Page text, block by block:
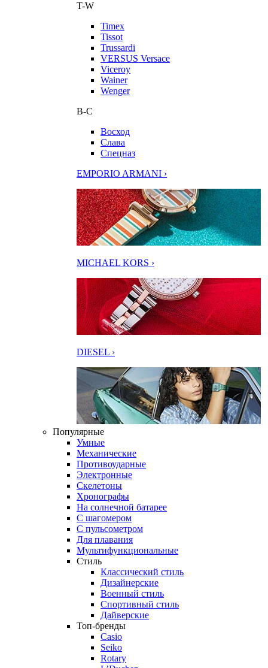
T-W
Timex
Tissot
Trussardi
VERSUS Versace
Viceroy
Wainer
Wenger
В-С
Восход
Слава
Спецназ
EMPORIO ARMANI ›
MICHAEL KORS ›
DIESEL ›
Популярные
Умные
Механические
Противоударные
Электронные
Скелетоны
Хронографы
На солнечной батарее
С шагомером
С пульсометром
Для плавания
Мультифункциональные
Стиль
Классический стиль
Дизайнерские
Военный стиль
Спортивный стиль
Дайверские
Топ-бренды
Casio
Seiko
Rotary